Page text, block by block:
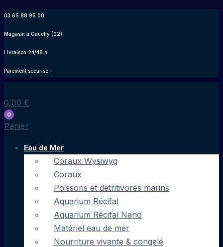
contenu
03 65 88 96 00
Magasin à Gauchy (02)
Livraison 24/48 h
Paiement sécurisé
0,00 €
0
Panier
Eau de Mer
Coraux Wysiwyg
Coraux
Poissons et detritivores marins
Aquarium Récifal
Aquarium Récifal Nano
Matériel eau de mer
Nourriture vivante & congelé